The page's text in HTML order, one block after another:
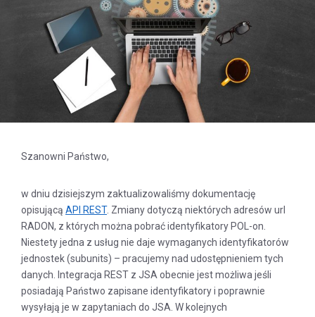
Szanowni Państwo,
w dniu dzisiejszym zaktualizowaliśmy dokumentację
opisującą API REST. Zmiany dotyczą niektórych adresów url
RADON, z których można pobrać identyfikatory POL-on.
Niestety jedna z usług nie daje wymaganych identyfikatorów
jednostek (subunits) – pracujemy nad udostępnieniem tych
danych. Integracja REST z JSA obecnie jest możliwa jeśli
posiadają Państwo zapisane identyfikatory i poprawnie
wysyłają je w zapytaniach do JSA. W kolejnych